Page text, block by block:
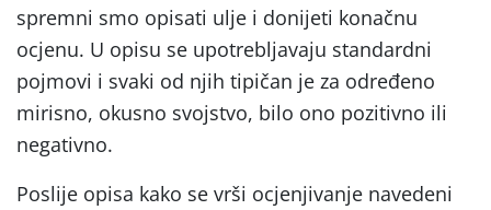
spremni smo opisati ulje i donijeti konačnu
ocjenu. U opisu se upotrebljavaju standardni
pojmovi i svaki od njih tipičan je za određeno
mirisno, okusno svojstvo, bilo ono pozitivno ili
negativno.
Poslije opisa kako se vrši ocjenjivanje navedeni